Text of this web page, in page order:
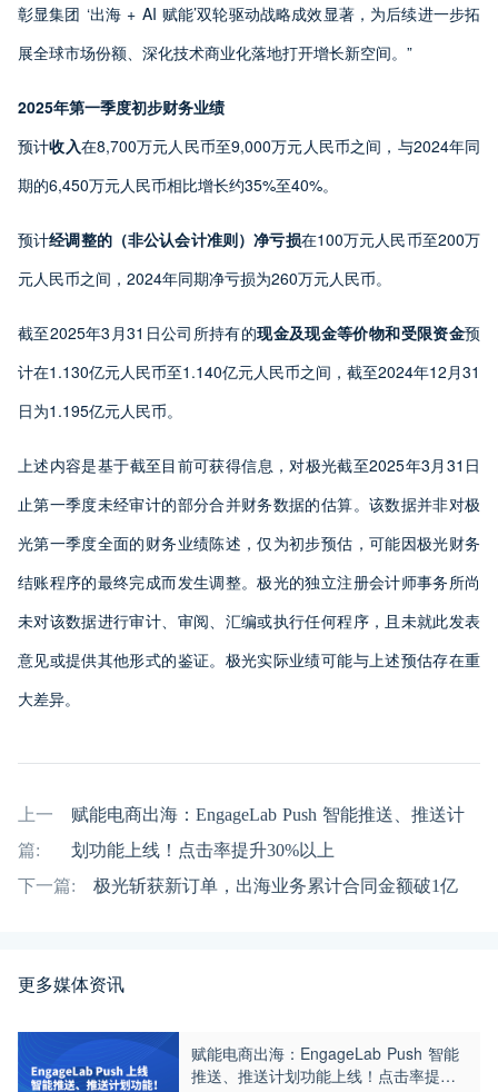
彰显集团 ‘出海 + AI 赋能’双轮驱动战略成效显著，为后续进一步拓
展全球市场份额、深化技术商业化落地打开增长新空间。”
2025年第一季度初步财务业绩
预计收入在8,700万元人民币至9,000万元人民币之间，与2024年同
期的6,450万元人民币相比增长约35%至40%。
预计经调整的（非公认会计准则）净亏损在100万元人民币至200万
元人民币之间，2024年同期净亏损为260万元人民币。
截至2025年3月31日公司所持有的现金及现金等价物和受限资金预
计在1.130亿元人民币至1.140亿元人民币之间，截至2024年12月31
日为1.195亿元人民币。
上述内容是基于截至目前可获得信息，对极光截至2025年3月31日
止第一季度未经审计的部分合并财务数据的估算。该数据并非对极
光第一季度全面的财务业绩陈述，仅为初步预估，可能因极光财务
结账程序的最终完成而发生调整。极光的独立注册会计师事务所尚
未对该数据进行审计、审阅、汇编或执行任何程序，且未就此发表
意见或提供其他形式的鉴证。极光实际业绩可能与上述预估存在重
大差异。
上一
篇:
赋能电商出海：EngageLab Push 智能推送、推送计
划功能上线！点击率提升30%以上
下一篇:
极光斩获新订单，出海业务累计合同金额破1亿
更多媒体资讯
赋能电商出海：EngageLab Push 智能
推送、推送计划功能上线！点击率提升